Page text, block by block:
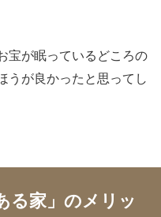
宝が眠っているどころの
うが良かったと思ってし
る家」のメリッ